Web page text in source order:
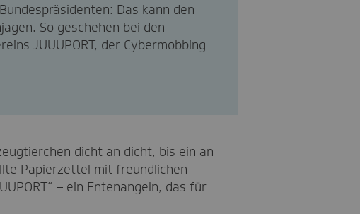
Das kann den
So geschehen bei den
JUUUPORT, der Cybermobbing
dicht an dicht, bis ein an
Papierzettel mit freundlichen
– ein Entenangeln, das für